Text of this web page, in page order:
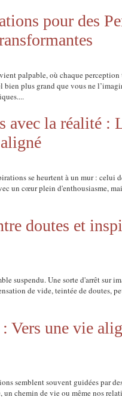
pour des
palpable, où chaque perception
bien plus grand que vous ne
avec la réalité :
se heurtent à un mur : celui
un cœur plein d'enthousiasme,
doutes et
suspendu. Une sorte d'arrêt sur
de vide, teintée de doutes,
Vers une vie
semblent souvent guidées par
chemin de vie ou même nos